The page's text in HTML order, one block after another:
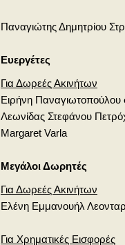
Παναγιώτης Δημητρίου
Ευεργέτες
Για Δωρεές Ακινήτων
Ειρήνη Παναγιωτοπούλου
Λεωνίδας Στεφάνου
Margaret Varla
Μεγάλοι Δωρητές
Για Δωρεές Ακινήτων
Ελένη Εμμανουήλ
Για Χρηματικές Εισφορές